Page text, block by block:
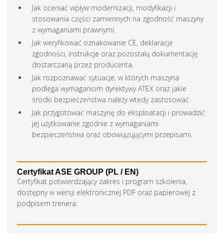
Jak oceniać wpływ modernizacji, modyfikacji i
stosowania części zamiennych na zgodność maszyny
z wymaganiami prawnymi.
Jak weryfikować oznakowanie CE, deklaracje
zgodności, instrukcje oraz pozostałą dokumentację
dostarczaną przez producenta.
Jak rozpoznawać sytuacje, w których maszyna
podlega wymaganiom dyrektywy ATEX oraz jakie
środki bezpieczeństwa należy wtedy zastosować.
Jak przygotować maszynę do eksploatacji i prowadzić
jej użytkowanie zgodnie z wymaganiami
bezpieczeństwa oraz obowiązującymi przepisami.
Certyfikat ASE GROUP (PL / EN)
Certyfikat potwierdzający zakres i program szkolenia,
dostępny w wersji elektronicznej PDF oraz papierowej z
podpisem trenera.